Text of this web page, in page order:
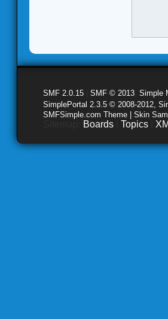
SMF 2.0.15 SMF © 2013 Simple
SimplePortal 2.3.5 © 2008-2012,
SMFSimple.com Theme | Skin
Boards Topics